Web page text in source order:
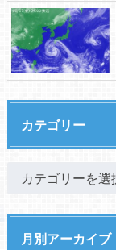
カテゴリー
月別アーカイブ